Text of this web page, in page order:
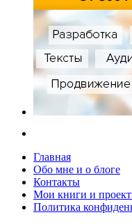
Главная
Обо мне и о блоге
Контакты
Мои книги и
Политика